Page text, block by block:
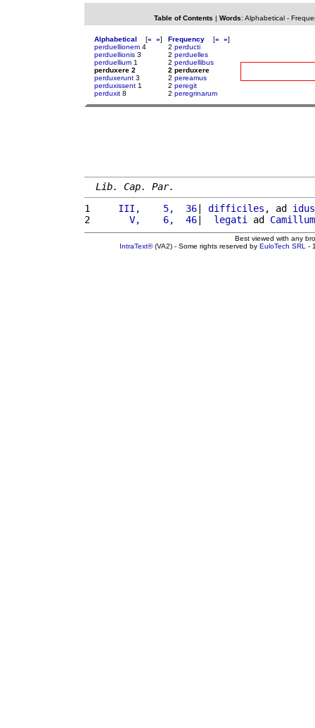
Table of Contents | Words: Alphabetical-
Alphabetical [« »]
perduellionem 4
perduellionis 3
perduellium 1
perduxere 2
perduxerunt 3
perduxissent 1
perduxit 8
Frequency [« »]
2 perducti
2 perduelles
2 perduellibus
2 perduxere
2 pereamus
2 peregit
2 peregrinarum
Lib. Cap. Par.
1
    III,    5,  36
| difficiles , ad idus
2
      V,    6,  46
| legati ad Camillum
Best viewed with any
IntraText®(VA2) - Some rights reserved by EuloTech SRL -